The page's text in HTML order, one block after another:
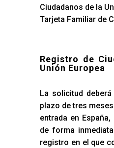
Ciudadanos de la
Tarjeta Familiar de
Registro de
Unión Europea
La solicitud
plazo de tres
entrada en
de forma
registro en el que